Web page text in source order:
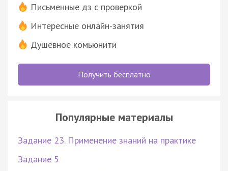
Письменные дз с проверкой
Интересные онлайн-занятия
Душевное комьюнити
Получить бесплатно
Популярные материалы
Задание 23. Применение знаний на практике
Задание 5